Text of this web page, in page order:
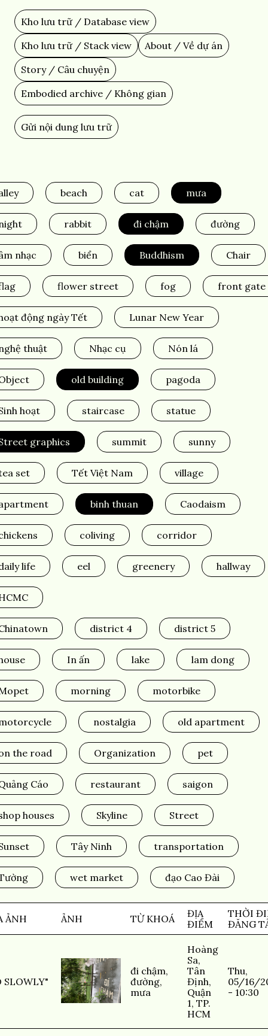
main
content
Main
navigation
Kho lưu trữ / Database view
Kho lưu trữ / Stack view
About / Về dự án
Story / Câu chuyện
Embodied archive / Không gian
Add
Gửi nội dung lưu trữ
beach cat mưa
rabbit đi chậm đường
nhạc biển Buddhism Chair
flower street fog front gate
động ngày Tết Lunar New Year
thuật Nhạc cụ Nón lá
old building pagoda
hoạt staircase statue
graphics summit sunny
set Tết Việt Nam village
binh thuan Caodaism
coliving corridor
life eel greenery hallway
district 4 district 5
In ấn lake lam dong
morning motorbike
nostalgia old apartment
the road Organization pet
Cáo restaurant saigon
houses Skyline Street
Tây Ninh transportation
wet market đạo Cao Đài
ẢNH ẢNH TỪ KHOÁ
ĐỊA
ĐIỂM
THỜI
ĐĂNG
SLOWLY"
đi chậm,
đường,
mưa
Hoàng
Sa,
Tân
Định,
Quận
1, TP.
HCM
Thu,
05/16/
- 10:30